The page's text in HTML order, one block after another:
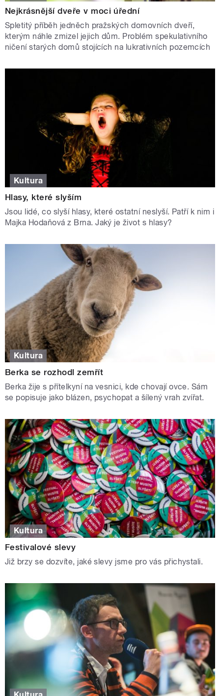
Nejkrásnější dveře v moci úřední
Spletitý příběh jedněch pražských domovních dveří,
kterým náhle zmizel jejich dům. Problém spekulativního
ničení starých domů stojících na lukrativních pozemcích
Kultura
Hlasy, které slyším
Jsou lidé, co slyší hlasy, které ostatní neslyší. Patří k nim i
Majka Hodaňová z Brna. Jaký je život s hlasy?
Kultura
Berka se rozhodl zemřít
Berka žije s přítelkyní na vesnici, kde chovají ovce. Sám
se popisuje jako blázen, psychopat a šílený vrah zvířat.
Kultura
Festivalové slevy
Již brzy se dozvíte, jaké slevy jsme pro vás přichystali.